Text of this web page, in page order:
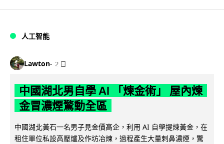
人工智能
Lawton 2 日
中國湖北男自學 AI 「煉金術」 屋內煉
金冒濃煙驚動全區
中國湖北黃石一名男子見金價高企，利用 AI 自學提煉黃金，在
租住單位私設高壓爐及作坊冶煉，過程產生大量刺鼻濃煙，驚